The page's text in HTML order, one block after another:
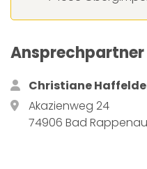
Ansprechpartner
Christiane
Akazienweg 24
74906 Bad